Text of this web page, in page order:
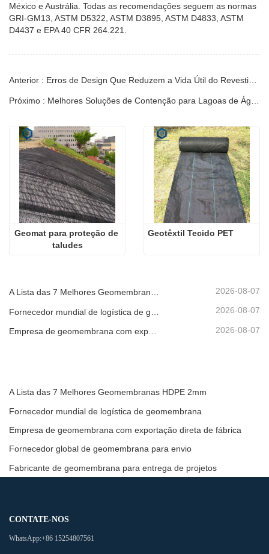
México e Austrália. Todas as recomendações seguem as normas
GRI-GM13, ASTM D5322, ASTM D3895, ASTM D4833, ASTM
D4437 e EPA 40 CFR 264.221.
Geomat para proteção de
taludes
Geotêxtil Tecido PET
A Lista das 7 Melhores Geomembranas HDPE 2mm 2026-08-07
2026-08-07
2026-08-07
A Lista das 7 Melhores Geomembranas HDPE 2mm
Fornecedor mundial de logística de geomembrana
Empresa de geomembrana com exportação direta de fábrica
Fornecedor global de geomembrana para envio
Fabricante de geomembrana para entrega de projetos
CONTATE-NOS
WhatsApp:+86 15254807561